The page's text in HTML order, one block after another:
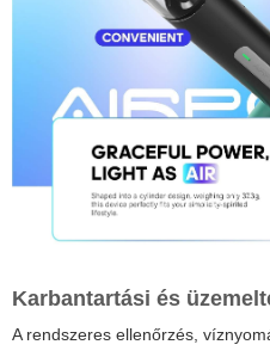
Karbantartási és
A rendszeres ellenőrzés,